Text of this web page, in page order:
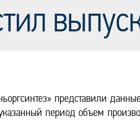
представили
период объем